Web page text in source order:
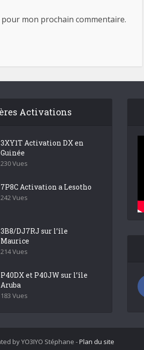
mon prochain commentaire.
Activations
3XY1T Activation DX en
Guinée
230 Vues
7P8C Activation a Lesotho
242 Vues
3B8/DJ7RJ sur l’île
Maurice
214 Vues
P40DX et P40JW sur l’île
Aruba
183 Vues
by YO3IYO Stéphane -Plan du site